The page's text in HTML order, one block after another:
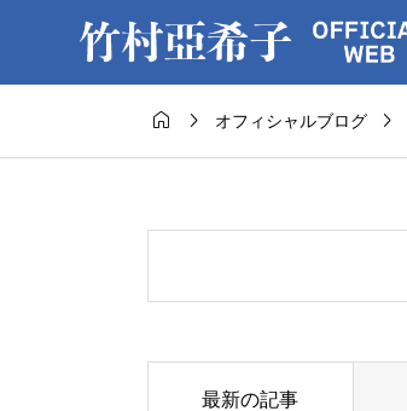
  オフィシャルブログ 
最新の記事